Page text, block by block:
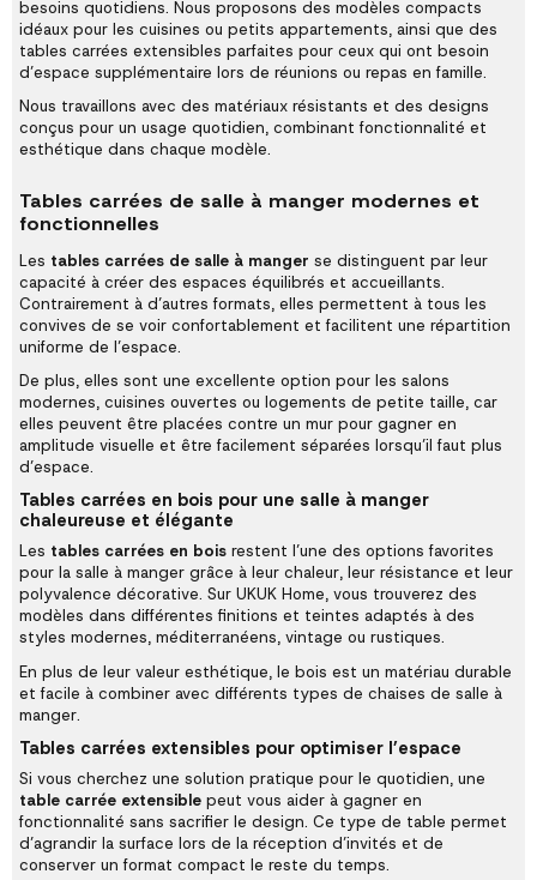
besoins quotidiens. Nous proposons des modèles compacts
idéaux pour les cuisines ou petits appartements, ainsi que des
tables carrées extensibles parfaites pour ceux qui ont besoin
d’espace supplémentaire lors de réunions ou repas en famille.
Nous travaillons avec des matériaux résistants et des designs
conçus pour un usage quotidien, combinant fonctionnalité et
esthétique dans chaque modèle.
Tables carrées de salle à manger modernes et
fonctionnelles
Les tables carrées de salle à manger se distinguent par leur
capacité à créer des espaces équilibrés et accueillants.
Contrairement à d’autres formats, elles permettent à tous les
convives de se voir confortablement et facilitent une répartition
uniforme de l’espace.
De plus, elles sont une excellente option pour les salons
modernes, cuisines ouvertes ou logements de petite taille, car
elles peuvent être placées contre un mur pour gagner en
amplitude visuelle et être facilement séparées lorsqu’il faut plus
d’espace.
Tables carrées en bois pour une salle à manger
chaleureuse et élégante
Les tables carrées en bois restent l’une des options favorites
pour la salle à manger grâce à leur chaleur, leur résistance et leur
polyvalence décorative. Sur UKUK Home, vous trouverez des
modèles dans différentes finitions et teintes adaptés à des
styles modernes, méditerranéens, vintage ou rustiques.
En plus de leur valeur esthétique, le bois est un matériau durable
et facile à combiner avec différents types de chaises de salle à
manger.
Tables carrées extensibles pour optimiser l’espace
Si vous cherchez une solution pratique pour le quotidien, une
table carrée extensible peut vous aider à gagner en
fonctionnalité sans sacrifier le design. Ce type de table permet
d’agrandir la surface lors de la réception d’invités et de
conserver un format compact le reste du temps.